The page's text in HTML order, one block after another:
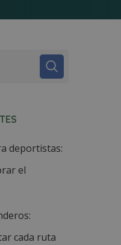
deportistas:
el
cada ruta